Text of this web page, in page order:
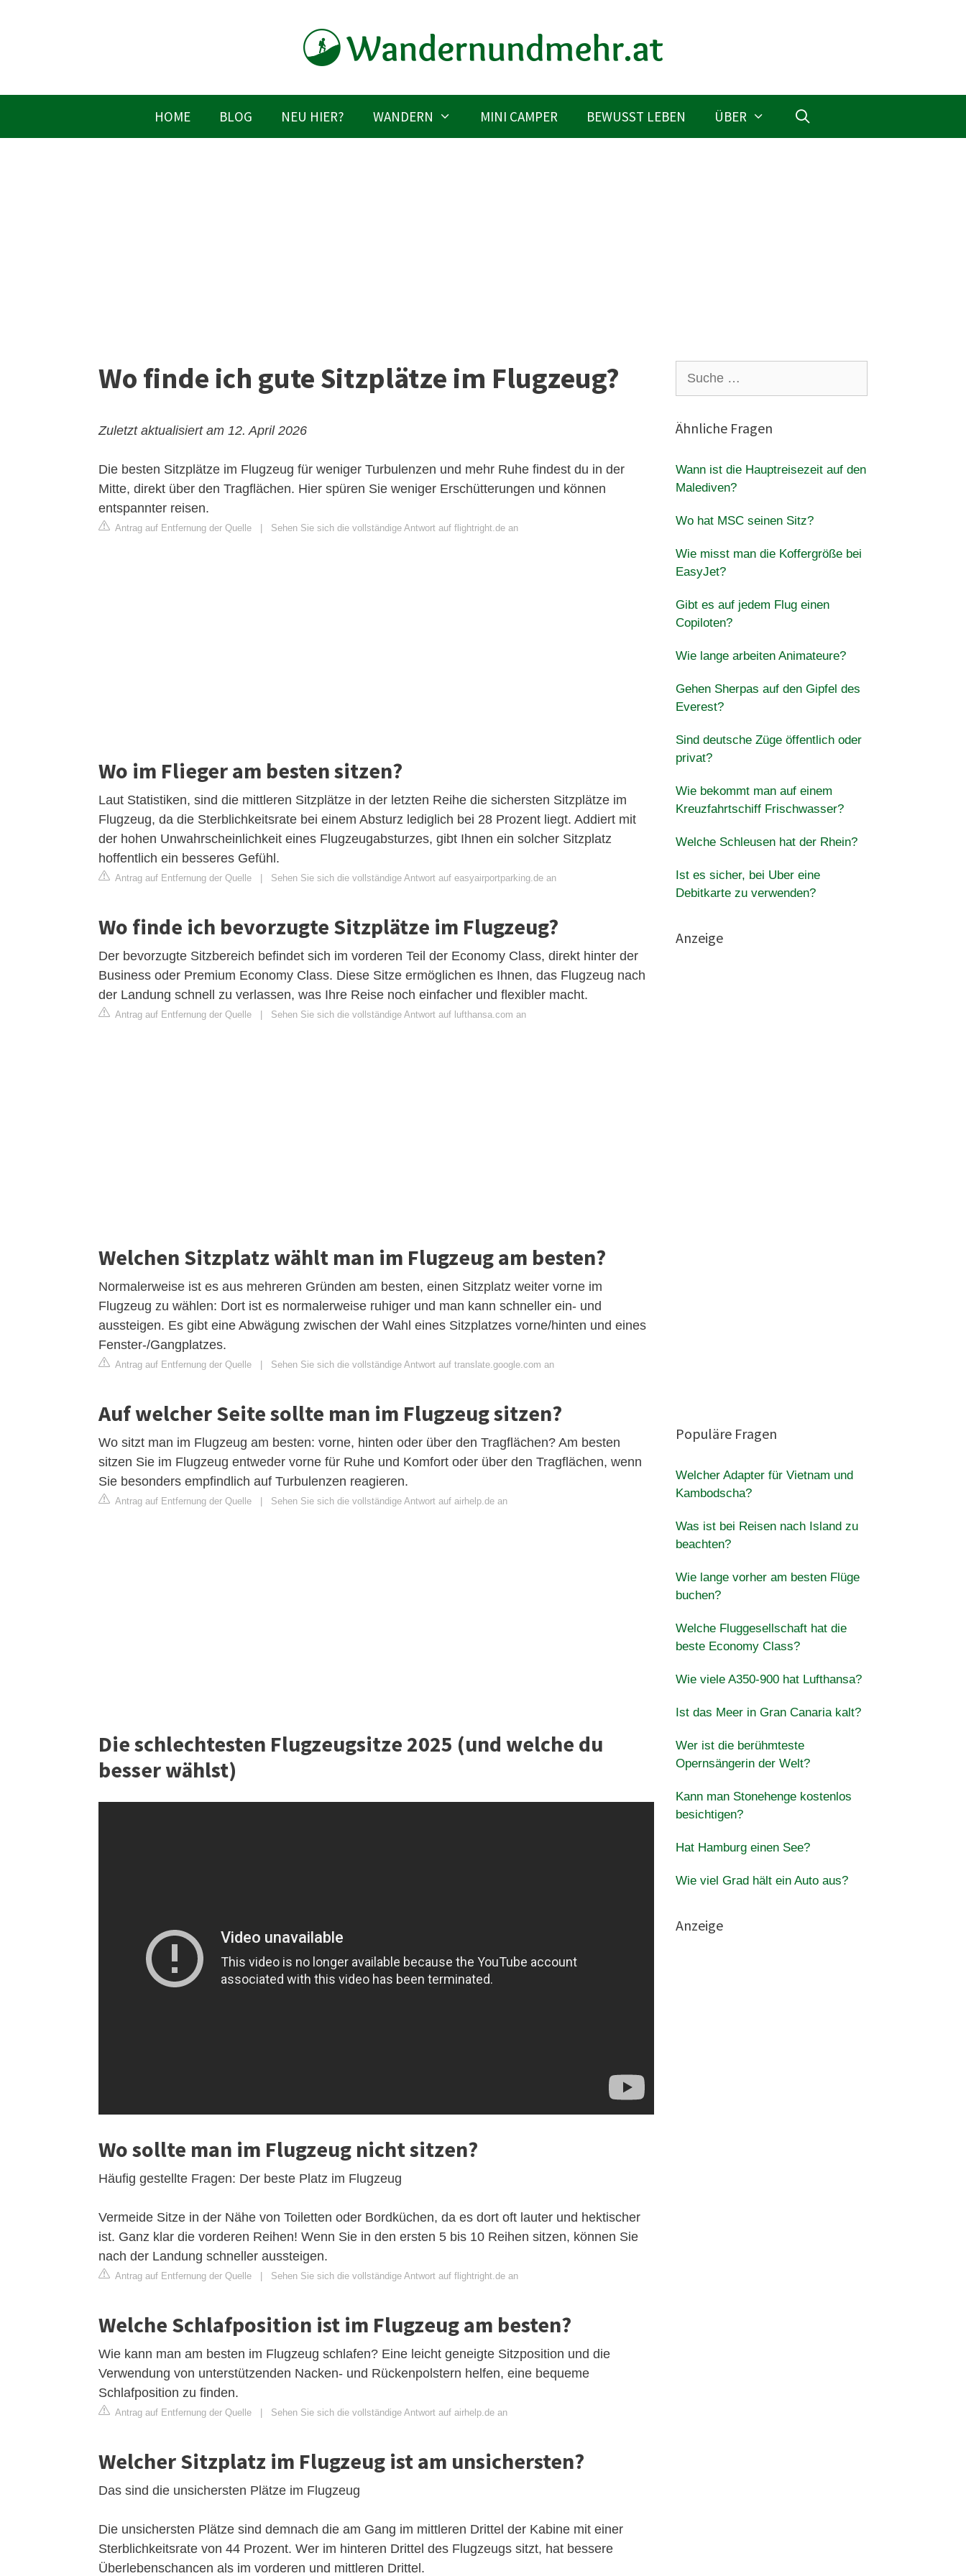
HOME BLOG NEU HIER? WANDERN MINI CAMPER BEWUSST LEBEN ÜBER
Wo finde ich gute Sitzplätze im Flugzeug?
Zuletzt aktualisiert am 12. April 2026
Die besten Sitzplätze im Flugzeug für weniger Turbulenzen und mehr Ruhe findest du in der
Mitte, direkt über den Tragflächen. Hier spüren Sie weniger Erschütterungen und können
entspannter reisen.
Antrag auf Entfernung der Quelle Sehen Sie sich die vollständige Antwort auf flightright.de an
Wo im Flieger am besten sitzen?
Laut Statistiken, sind die mittleren Sitzplätze in der letzten Reihe die sichersten Sitzplätze im
Flugzeug, da die Sterblichkeitsrate bei einem Absturz lediglich bei 28 Prozent liegt. Addiert mit
der hohen Unwahrscheinlichkeit eines Flugzeugabsturzes, gibt Ihnen ein solcher Sitzplatz
hoffentlich ein besseres Gefühl.
Antrag auf Entfernung der Quelle Sehen Sie sich die vollständige Antwort auf easyairportparking.de an
Wo finde ich bevorzugte Sitzplätze im Flugzeug?
Der bevorzugte Sitzbereich befindet sich im vorderen Teil der Economy Class, direkt hinter der
Business oder Premium Economy Class. Diese Sitze ermöglichen es Ihnen, das Flugzeug nach
der Landung schnell zu verlassen, was Ihre Reise noch einfacher und flexibler macht.
Antrag auf Entfernung der Quelle Sehen Sie sich die vollständige Antwort auf lufthansa.com an
Welchen Sitzplatz wählt man im Flugzeug am besten?
Normalerweise ist es aus mehreren Gründen am besten, einen Sitzplatz weiter vorne im
Flugzeug zu wählen: Dort ist es normalerweise ruhiger und man kann schneller ein- und
aussteigen. Es gibt eine Abwägung zwischen der Wahl eines Sitzplatzes vorne/hinten und eines
Fenster-/Gangplatzes.
Antrag auf Entfernung der Quelle Sehen Sie sich die vollständige Antwort auf translate.google.com an
Auf welcher Seite sollte man im Flugzeug sitzen?
Wo sitzt man im Flugzeug am besten: vorne, hinten oder über den Tragflächen? Am besten
sitzen Sie im Flugzeug entweder vorne für Ruhe und Komfort oder über den Tragflächen, wenn
Sie besonders empfindlich auf Turbulenzen reagieren.
Antrag auf Entfernung der Quelle Sehen Sie sich die vollständige Antwort auf airhelp.de an
Die schlechtesten Flugzeugsitze 2025 (und welche du
besser wählst)
Wo sollte man im Flugzeug nicht sitzen?
Häufig gestellte Fragen: Der beste Platz im Flugzeug
Vermeide Sitze in der Nähe von Toiletten oder Bordküchen, da es dort oft lauter und hektischer
ist. Ganz klar die vorderen Reihen! Wenn Sie in den ersten 5 bis 10 Reihen sitzen, können Sie
nach der Landung schneller aussteigen.
Antrag auf Entfernung der Quelle | Sehen Sie sich die vollständige Antwort auf flightright.de an
Welche Schlafposition ist im Flugzeug am besten?
Wie kann man am besten im Flugzeug schlafen? Eine leicht geneigte Sitzposition und die
Verwendung von unterstützenden Nacken- und Rückenpolstern helfen, eine bequeme
Schlafposition zu finden.
Antrag auf Entfernung der Quelle | Sehen Sie sich die vollständige Antwort auf airhelp.de an
Welcher Sitzplatz im Flugzeug ist am unsichersten?
Das sind die unsichersten Plätze im Flugzeug
Die unsichersten Plätze sind demnach die am Gang im mittleren Drittel der Kabine mit einer
Sterblichkeitsrate von 44 Prozent. Wer im hinteren Drittel des Flugzeugs sitzt, hat bessere
Überlebenschancen als im vorderen und mittleren Drittel.
nach:
Ähnliche Fragen
Wann ist die Hauptreisezeit auf den
Malediven?
Wo hat MSC seinen Sitz?
Wie misst man die Koffergröße bei
EasyJet?
Gibt es auf jedem Flug einen
Copiloten?
Wie lange arbeiten Animateure?
Gehen Sherpas auf den Gipfel des
Everest?
Sind deutsche Züge öffentlich oder
privat?
Wie bekommt man auf einem
Kreuzfahrtschiff Frischwasser?
Welche Schleusen hat der Rhein?
Ist es sicher, bei Uber eine
Debitkarte zu verwenden?
Anzeige
Populäre Fragen
Welcher Adapter für Vietnam und
Kambodscha?
Was ist bei Reisen nach Island zu
beachten?
Wie lange vorher am besten Flüge
buchen?
Welche Fluggesellschaft hat die
beste Economy Class?
Wie viele A350-900 hat Lufthansa?
Ist das Meer in Gran Canaria kalt?
Wer ist die berühmteste
Opernsängerin der Welt?
Kann man Stonehenge kostenlos
besichtigen?
Hat Hamburg einen See?
Wie viel Grad hält ein Auto aus?
Anzeige